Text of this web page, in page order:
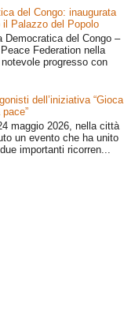
del Congo: inaugurata
Palazzo del Popolo
Democratica del Congo –
Federation nella
progresso con
dell’iniziativa “Gioca
maggio 2026, nella città
un evento che ha unito
importanti ricorren...